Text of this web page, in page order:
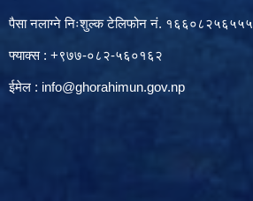
पैसा नलाग्ने निःशुल्क टेलिफोन नं. १६६०८२५६५५५
फ्याक्स : +९७७-०८२-५६०१६२
ईमेल : info@ghorahimun.gov.np